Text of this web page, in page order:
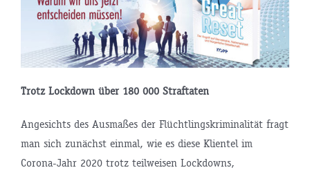
Trotz Lockdown über 180 000 Straftaten
Angesichts des Ausmaßes der Flüchtlingskriminalität fragt
man sich zunächst einmal, wie es diese Klientel im
Corona-Jahr 2020 trotz teilweisen Lockdowns,